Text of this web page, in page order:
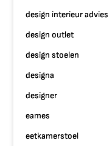
design interieur advies
design outlet
design stoelen
designa
designer
eames
eetkamerstoel